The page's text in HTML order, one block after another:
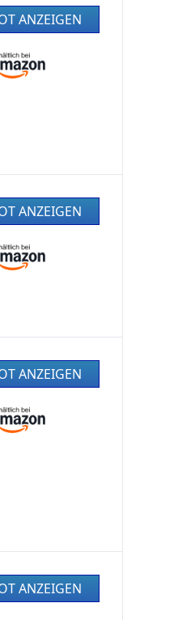
ANZEIGEN
ANZEIGEN
ANZEIGEN
ANZEIGEN